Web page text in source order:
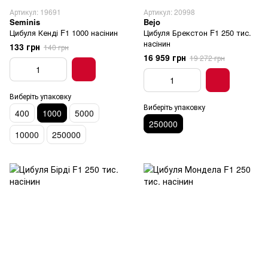
Артикул: 19691
Seminis
Цибуля Кенді F1 1000 насінин
133 грн 140 грн
Виберіть упаковку
400 1000
5000
10000
250000
Артикул: 20998
Bejo
Цибуля Брекстон F1 250 тис.
насінин
16 959 грн 19 272 грн
Виберіть упаковку
250000